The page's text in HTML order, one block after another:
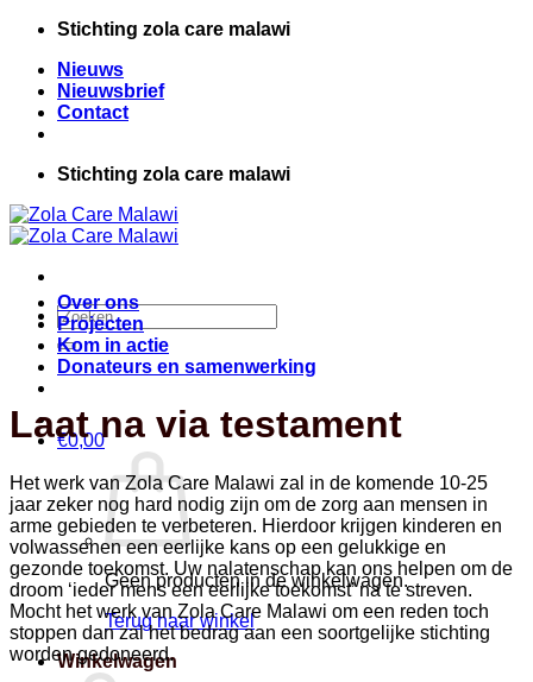
inhoud
Stichting zola care malawi
Nieuws
Nieuwsbrief
Contact
Stichting zola care malawi
Zoeken
naar:
€0,00
Geen producten in de winkelwagen.
Terug naar winkel
Winkelwagen
Over ons
Projecten
Kom in actie
Donateurs en samenwerking
Laat na via testament
Het werk van Zola Care Malawi zal in de komende 10-25
jaar zeker nog hard nodig zijn om de zorg aan mensen in
arme gebieden te verbeteren. Hierdoor krijgen kinderen en
volwassenen een eerlijke kans op een gelukkige en
gezonde toekomst. Uw nalatenschap kan ons helpen om de
droom ‘ieder mens een eerlijke toekomst’ na te streven.
Mocht het werk van Zola Care Malawi om een reden toch
stoppen dan zal het bedrag aan een soortgelijke stichting
worden gedoneerd.